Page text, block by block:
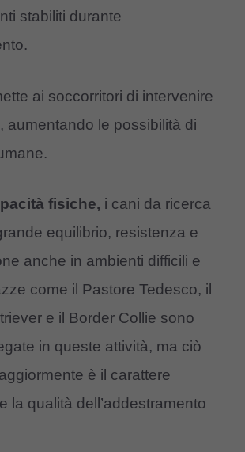
stabiliti durante
ai soccorritori di intervenire
aumentando le possibilità di
fisiche, i cani da ricerca
equilibrio, resistenza e
anche in ambienti difficili e
come il Pastore Tedesco, il
e il Border Collie sono
in queste attività, ma ciò
è il carattere
la qualità dell’addestramento